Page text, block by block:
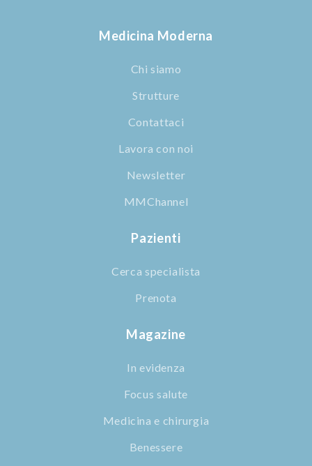
Medicina Moderna
Chi siamo
Strutture
Contattaci
Lavora con noi
Newsletter
MMChannel
Pazienti
Cerca specialista
Prenota
Magazine
In evidenza
Focus salute
Medicina e chirurgia
Benessere